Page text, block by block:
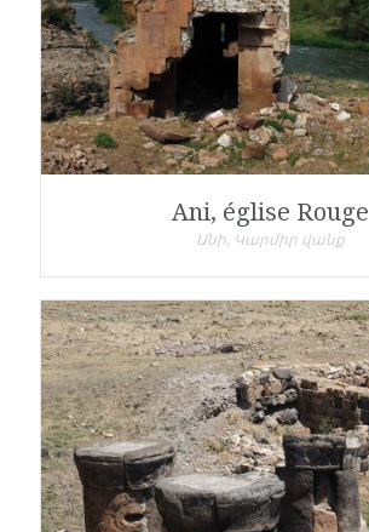
Ani, église Rouge
Անի, Կարմիր վանք